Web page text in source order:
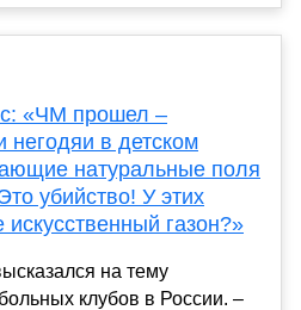
«ЧМ прошел –
негодяи в детском
натуральные поля
убийство! У этих
газон?»
на тему
клубов в России. –